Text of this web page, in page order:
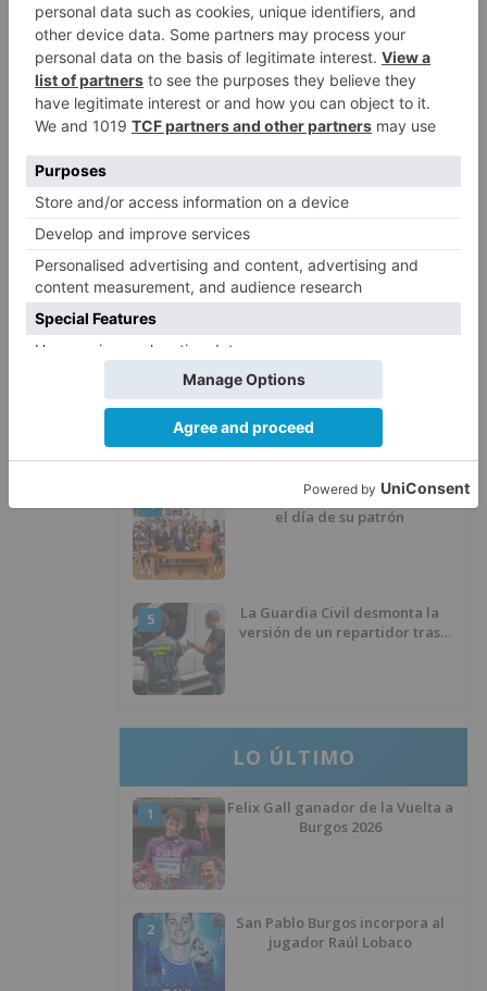
confesar policía haberle quitado vida
LO + VISTO
1
había caído de la bicicleta
2
Villatoro da el primer paso para
dejar atrás su aislamiento con el
inicio de la senda peatonal y
Un hombre de 80 años resulta
herido en Burgos tras la colisión
entre un turismo y un camión
4
La provincia de Burgos celebra
el día de su patrón
5
La Guardia Civil desmonta la
versión de un repartidor tras
LO ÚLTIMO
1
Felix Gall ganador de la Vuelta a
Burgos 2026
2
San Pablo Burgos incorpora al
jugador Raúl Lobaco